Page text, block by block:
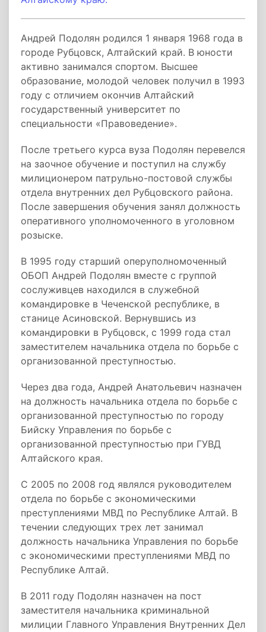
Андрей Подолян родился 1 января 1968 года в
городе Рубцовск, Алтайский край. В юности
активно занимался спортом. Высшее
образование, молодой человек получил в 1993
году с отличием окончив Алтайский
государственный университет по
специальности «Правоведение».
После третьего курса вуза Подолян перевелся
на заочное обучение и поступил на службу
милиционером патрульно-постовой службы
отдела внутренних дел Рубцовского района.
После завершения обучения занял должность
оперативного уполномоченного в уголовном
розыске.
В 1995 году старший оперуполномоченный
ОБОП Андрей Подолян вместе с группой
сослуживцев находился в служебной
командировке в Чеченской республике, в
станице Асиновской. Вернувшись из
командировки в Рубцовск, с 1999 года стал
заместителем начальника отдела по борьбе с
организованной преступностью.
Через два года, Андрей Анатольевич назначен
на должность начальника отдела по борьбе с
организованной преступностью по городу
Бийску Управления по борьбе с
организованной преступностью при ГУВД
Алтайского края.
С 2005 по 2008 год являлся руководителем
отдела по борьбе с экономическими
преступлениями МВД по Республике Алтай. В
течении следующих трех лет занимал
должность начальника Управления по борьбе
с экономическими преступлениями МВД по
Республике Алтай.
В 2011 году Подолян назначен на пост
заместителя начальника криминальной
милиции Главного Управления Внутренних Дел